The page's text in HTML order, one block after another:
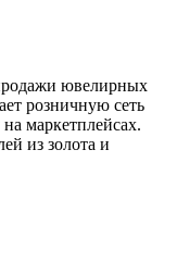
ювелирных
розничную сеть
маркетплейсах.
из золота и